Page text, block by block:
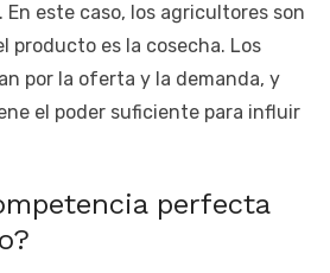
este caso, los agricultores son
producto es la cosecha. Los
por la oferta y la demanda, y
el poder suficiente para influir
perfecta